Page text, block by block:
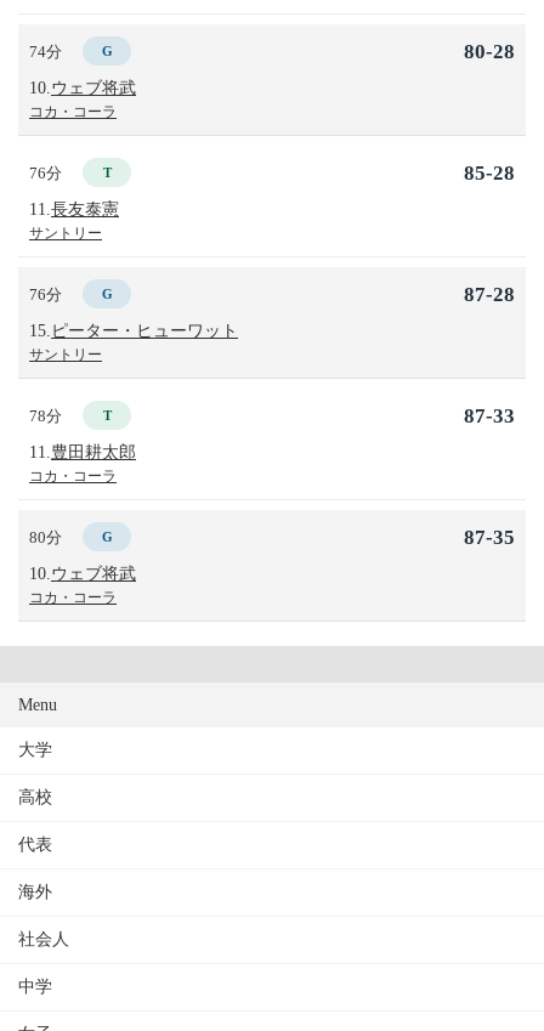
74分 G
10. ウェブ将武
コカ・コーラ
80-28
76分 T
11. 長友泰憲
サントリー
85-28
76分 G
15. ピーター・ヒューワット
サントリー
87-28
78分 T
11. 豊田耕太郎
コカ・コーラ
87-33
80分 G
10. ウェブ将武
コカ・コーラ
87-35
Menu
大学
高校
代表
海外
社会人
中学